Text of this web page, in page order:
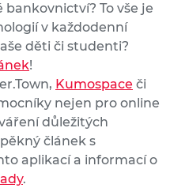
To vše je
v každodenní
děti či studenti?
!
Kumospace či
nejen pro online
důležitých
článek s
aplikací a informací o
.